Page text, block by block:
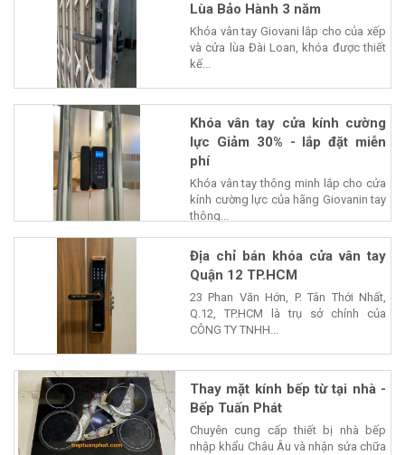
Lùa Bảo Hành 3 năm
Khóa vân tay Giovani lắp cho của xếp
và cửa lùa Đài Loan, khóa được thiết
kế...
Khóa vân tay cửa kính cường
lực Giảm 30% - lắp đặt miễn
phí
Khóa vân tay thông minh lắp cho cửa
kính cường lực của hãng Giovanin tay
thông...
Địa chỉ bán khóa cửa vân tay
Quận 12 TP.HCM
23 Phan Văn Hớn, P. Tân Thới Nhất,
Q.12, TP.HCM là trụ sở chính của
CÔNG TY TNHH...
Thay mặt kính bếp từ tại nhà -
Bếp Tuấn Phát
Chuyên cung cấp thiết bị nhà bếp
nhập khẩu Châu Âu và nhận sửa chữa